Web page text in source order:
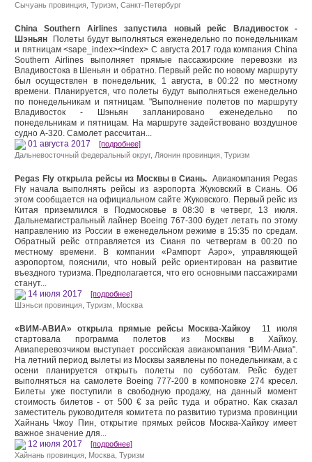
Сычуань провинция Туризм Санкт-Петербург
China Southern Airlines запустила новый рейс Владивосток -
Шэньян Полеты будут выполняться еженедельно по понедельникам
и пятницам <sape_index><index> С августа 2017 года компания China
Southern Airlines выполняет прямые пассажирские перевозки из
Владивостока в Шеньян и обратно. Первый рейс по новому маршруту
был осуществлен в понедельник, 1 августа, в 00:22 по местному
времени. Планируется, что полеты будут выполняться еженедельно
по понедельникам и пятницам. "Выполнение полетов по маршруту
Владивосток - Шэньян запланировано еженедельно по
понедельникам и пятницам. На маршруте задействовано воздушное
судно А-320. Самолет рассчитан...
01 августа 2017 [подробнее]
Дальневосточный федеральный округ, Ляонин провинция Туризм
Pegas Fly открыла рейсы из Москвы в Сиань. Авиакомпания Pegas
Fly начала выполнять рейсы из аэропорта Жуковский в Сиань. Об
этом сообщается на официальном сайте Жуковского. Первый рейс из
Китая приземлился в Подмосковье в 08:30 в четверг, 13 июля.
Дальнемагистральный лайнер Boeing 767-300 будет летать по этому
направлению из России в еженедельном режиме в 15:35 по средам.
Обратный рейс отправляется из Сианя по четвергам в 00:20 по
местному времени. В компании «Рампорт Аэро», управляющей
аэропортом, пояснили, что новый рейс ориентирован на развитие
въездного туризма. Предполагается, что его основными пассажирами
станут...
14 июля 2017 [подробнее]
Шэньси провинция Туризм Москва
«ВИМ-АВИА» открыла прямые рейсы Москва-Хайкоу 11 июля
стартовала программа полетов из Москвы в Хайкоу.
Авиаперевозчиком выступает российская авиакомпания "ВИМ-Авиа".
На летний период вылеты из Москвы заявлены по понедельникам, а с
осени планируется открыть полеты по субботам. Рейс будет
выполняться на самолете Boeing 777-200 в компоновке 274 кресел.
Билеты уже поступили в свободную продажу, на данный момент
стоимость билетов - от 500 € за рейс туда и обратно. Как сказал
заместитель руководителя комитета по развитию туризма провинции
Хайнань Чжоу Пин, открытие прямых рейсов Москва-Хайкоу имеет
важное значение для...
12 июля 2017 [подробнее]
Хайнань провинция Москва Туризм